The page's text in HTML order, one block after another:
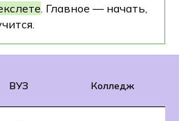
. Главное — начать,
ВУЗ Колледж